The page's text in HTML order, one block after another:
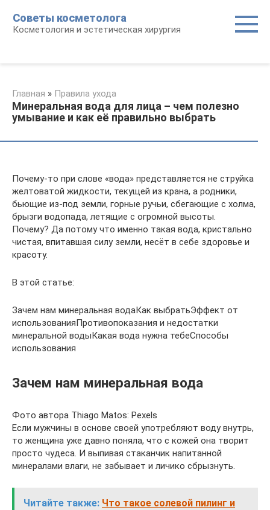
контенту
Советы косметолога
Косметология и эстетическая хирургия
Главная » Правила ухода
Минеральная вода для лица – чем полезно
умывание и как её правильно выбрать
Почему-то при слове «вода» представляется не струйка
желтоватой жидкости, текущей из крана, а родники,
бьющие из-под земли, горные ручьи, сбегающие с холма,
брызги водопада, летящие с огромной высоты.
Почему? Да потому что именно такая вода, кристально
чистая, впитавшая силу земли, несёт в себе здоровье и
красоту.
В этой статье:
Зачем нам минеральная водаКак выбратьЭффект от
использованияПротивопоказания и недостатки
минеральной водыКакая вода нужна тебеСпособы
использования
Зачем нам минеральная вода
Фото автора Thiago Matos: Pexels
Если мужчины в основе своей употребляют воду внутрь,
то женщина уже давно поняла, что с кожей она творит
просто чудеса. И выпивая стаканчик напитанной
минералами влаги, не забывает и личико сбрызнуть.
Читайте также: Что такое солевой пилинг и